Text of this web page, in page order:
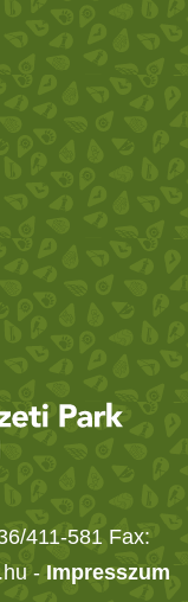
411-581 Fax:
- Impresszum